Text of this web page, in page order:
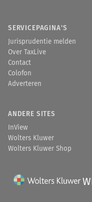
SERVICEPAGINA'S
Jurisprudentie melden
Over TaxLive
Contact
Colofon
Adverteren
ANDERE SITES
InView
Wolters Kluwer
Wolters Kluwer Shop